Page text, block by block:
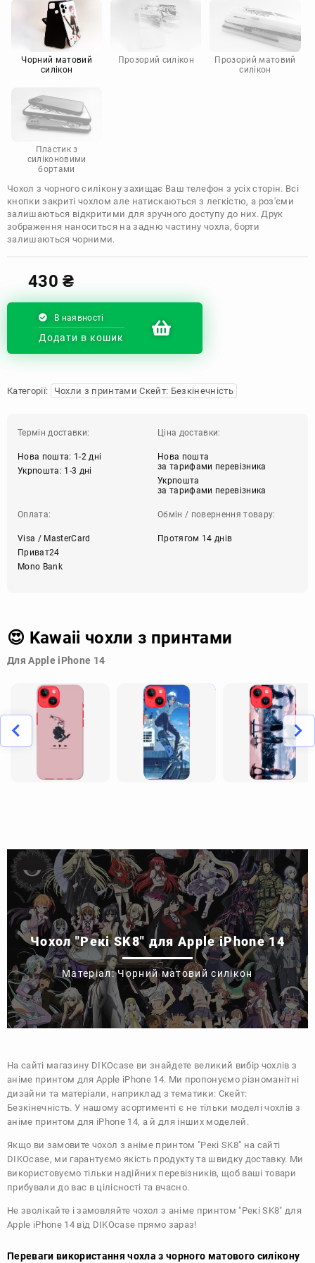
Motorola
Чорний матовий
силікон
Прозорий силікон
Прозорий матовий
силікон
Пластик з
силіконовими
бортами
Чохол з чорного силікону захищає Ваш телефон з усіх сторін. Всі
кнопки закриті чохлом але натискаються з легкістю, а роз'єми
залишаються відкритими для зручного доступу до них. Друк
зображення наноситься на задню частину чохла, борти
залишаються чорними.
430₴
В наявності
Додати в кошик
Категорії: Чохли з принтами Скейт: Безкінечність
Термін доставки:
Нова пошта: 1-2 дні
Укрпошта: 1-3 дні
Ціна доставки:
Нова пошта
за тарифами перевізника
Укрпошта
за тарифами перевізника
Оплата:
Visa / MasterCard
Приват24
Mono Bank
Обмін / повернення товару:
Протягом 14 днів
😍 Kawaii чохли з принтами
Для Apple iPhone 14
Чохол "Рекі SK8" для Apple iPhone 14
Матеріал: Чорний матовий силікон
На сайті магазину DIKOcase ви знайдете великий вибір чохлів з
аніме принтом для Apple iPhone 14. Ми пропонуємо різноманітні
дизайни та матеріали, наприклад з тематики: Скейт:
Безкінечність. У нашому асортименті є не тільки моделі чохлів з
аніме принтом для iPhone 14, а й для інших моделей.
Якщо ви замовите чохол з аніме принтом "Рекі SK8" на сайті
DIKOcase, ми гарантуємо якість продукту та швидку доставку. Ми
використовуємо тільки надійних перевізників, щоб ваші товари
прибували до вас в цілісності та вчасно.
Не зволікайте і замовляйте чохол з аніме принтом "Рекі SK8" для
Apple iPhone 14 від DIKOcase прямо зараз!
Переваги використання чохла з чорного матового силікону